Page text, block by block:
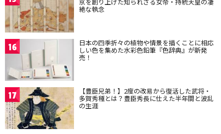
絶な執念
16 日本の四季折々の植物や情景を描くことに相応
しい色を集めた水彩色鉛筆『色辞典』が新発
売！
17 【豊臣兄弟！】2度の改易から復活した武将・
多賀秀種とは？豊臣秀長に仕えた半年間と波乱
の生涯